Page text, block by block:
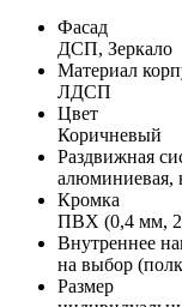
Фасад
ДСП, Зеркало
Материал
ЛДСП
Цвет
Коричневый
Раздвижная
алюминиевая,
Кромка
ПВХ (0,4 мм,
Внутреннее
на выбор
Размер